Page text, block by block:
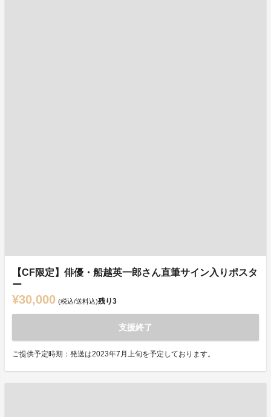
【CF限定】俳優・船越英一郎さん直筆サイン入りポスタ
ー
¥30,000 (税込/送料込)残り3
支援終了
ご提供予定時期：発送は2023年7月上旬を予定しております。